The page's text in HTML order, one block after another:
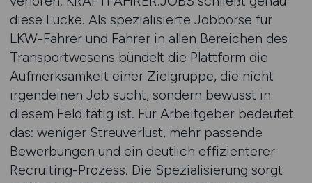
diese Lücke. Als spezialisierte Jobbörse für
LKW-Fahrer und Fahrer in allen Bereichen des
Transportwesens bündelt die Plattform die
Aufmerksamkeit einer Zielgruppe, die nicht
irgendeinen Job sucht, sondern bewusst in
diesem Feld tätig ist. Für Arbeitgeber bedeutet
das: weniger Streuverlust, mehr passende
Bewerbungen und ein deutlich effizienterer
Recruiting-Prozess. Die Spezialisierung sorgt